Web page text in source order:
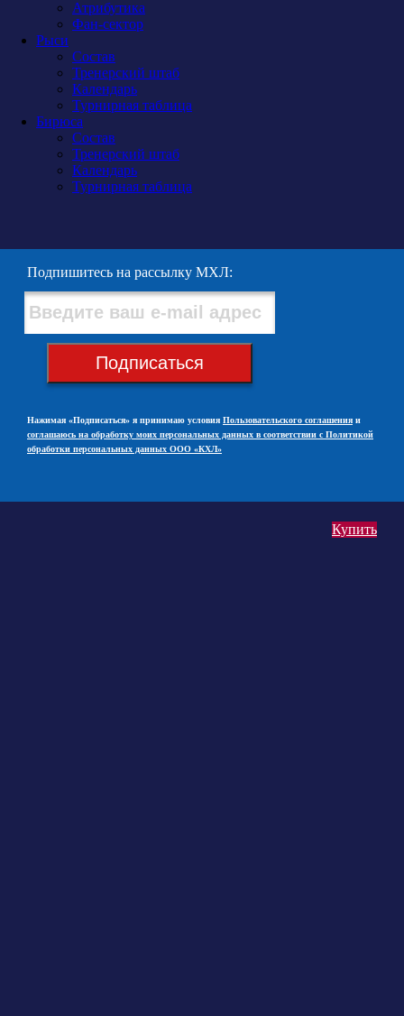
Купить
Атрибутика
Фан-сектор
Рыси
Состав
Тренерский штаб
Календарь
Турнирная таблица
Бирюса
Состав
Тренерский штаб
Календарь
Турнирная таблица
Подпишитесь на рассылку МХЛ:
Подписаться
Нажимая «Подписаться» я принимаю условия Пользовательского соглашения и
соглашаюсь на обработку моих персональных данных в соответствии с Политикой
обработки персональных данных ООО «КХЛ»